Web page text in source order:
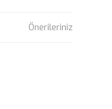
Önerileriniz